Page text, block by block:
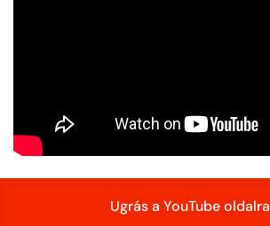
Ugrás a YouTube oldalra